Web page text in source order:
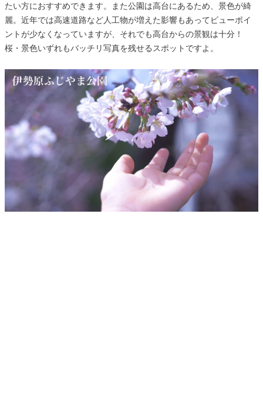
たい方におすすめできます。また公園は高台にあるため、景色が綺
麗。近年では高速道路など人工物が増えた影響もあってビューポイ
ントが少なくなっていますが、それでも高台からの景観は十分！
桜・景色いずれもバッチリ写真を残せるスポットですよ。